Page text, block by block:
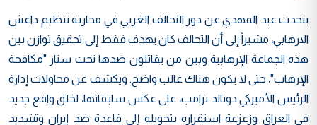
يتحدث عبد المهدي عن دور التحالف الغربي في محاربة تنظيم داعش
الارهابي، مشيراً إلى أن التحالف كان يهدف فقط إلى تحقيق توازن بين
هذه الجماعة الإرهابية وبين من يقاتلون ضدها تحت ستار "مكافحة
الإرهاب"، حتى لا يكون هناك غالب واضح. ويكشف عن محاولات إدارة
الرئيس الأميركي دونالد ترامب، على عكس سابقاتها، لخلق واقع جديد
في العراق وزعزعة استقراره بتحويله إلى قاعدة ضد إيران وتشديد